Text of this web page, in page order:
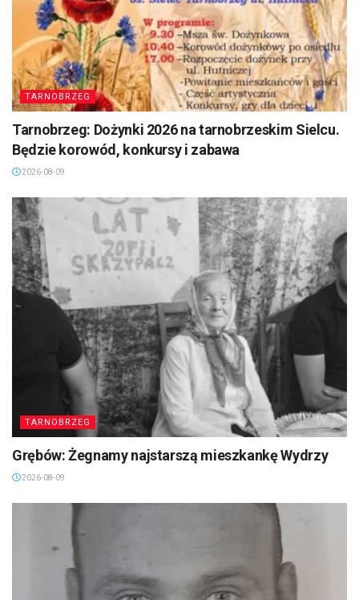
TARNOBRZEG
Tarnobrzeg: Dożynki 2026 na tarnobrzeskim Sielcu.
Będzie korowód, konkursy i zabawa
2026-08-09
TARNOBRZEG
Grębów: Żegnamy najstarszą mieszkankę Wydrzy
2026-08-09